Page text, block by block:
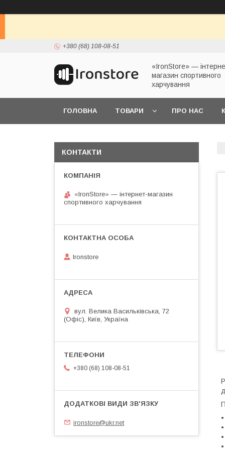
+380 (68) 108-08-51
«IronStore» —
магазин спортивного
харчування
ГОЛОВНА ТОВАРИ ПРО НАС
КОНТАКТИ
«IronStore» — інтернет-магазин
спортивного харчування
Ironstore
вул. Велика Васильківська, 72
(Офіс), Київ, Україна
+380 (68) 108-08-51
ironstore@ukr.net